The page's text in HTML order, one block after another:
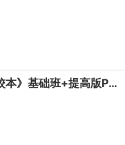
《华育中学初中物理校本》基础班+提高版PDF电子版下载